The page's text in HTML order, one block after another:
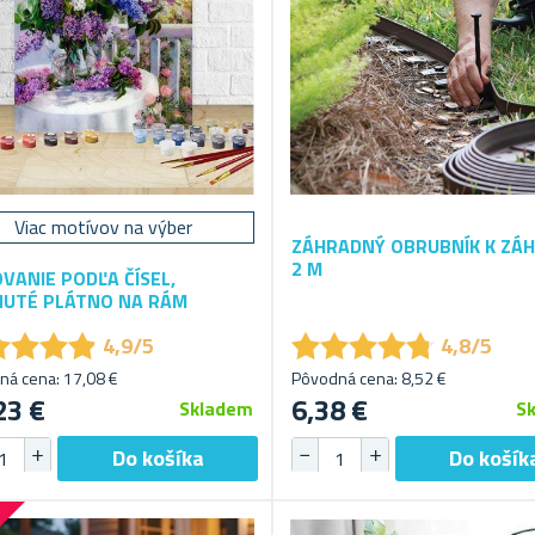
Viac motívov na výber
PODĽA ČÍSEL,
PLÁTNO NA RÁM
★★★
★★★ 4,9/5
cena: 17,08 €
€ Skladem
ZÁHRADNÝ OBRUBNÍK K
2 M
★★★★★
★★★★★ 4,8/5
Pôvodná cena: 8,52 €
6,38 €